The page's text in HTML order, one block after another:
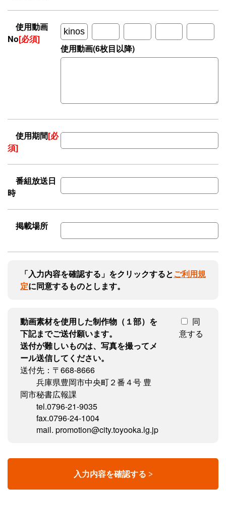
使用動画
No[必須]
使用動画(6枚目以降)
使用期間[必
須]
番組放送日
時
掲載場所
「入力内容を確認する」をクリックするとご利用規
定に同意するものとします。
動画素材を使用した制作物（１部）を
下記までご送付願います。
送付が難しいものは、写真を撮ってメ
ール送信してください。
送付先：〒668-8666
兵庫県豊岡市中央町２番４号 豊
岡市秘書広報課
tel.0796-21-9035
fax.0796-24-1004
mail. promotion@city.toyooka.lg.jp
同
意する